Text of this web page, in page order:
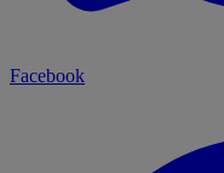
Facebook